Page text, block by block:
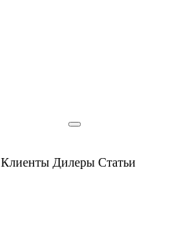
Клиенты Дилеры Статьи